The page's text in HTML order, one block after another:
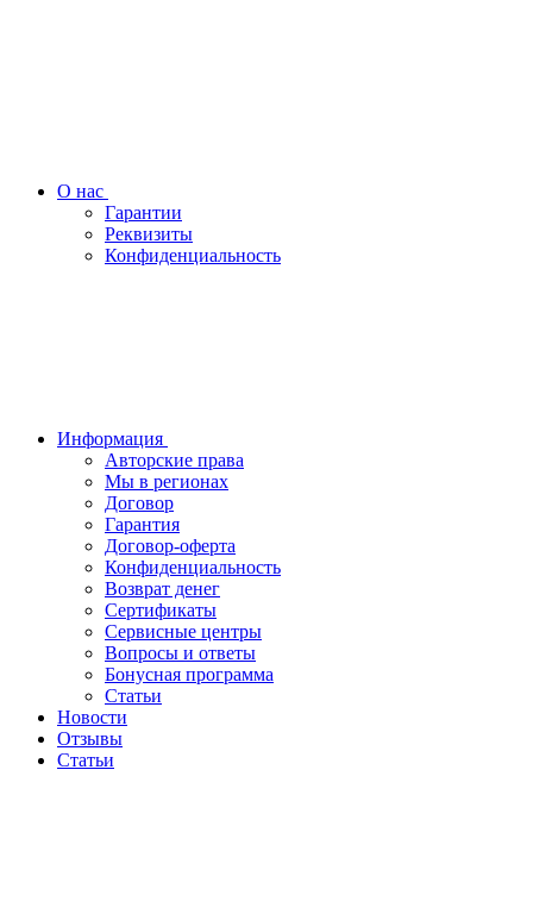
О нас
Гарантии
Реквизиты
Конфиденциальность
Информация
Авторские права
Мы в регионах
Договор
Гарантия
Договор-оферта
Конфиденциальность
Возврат денег
Сертификаты
Сервисные центры
Вопросы и ответы
Бонусная программа
Статьи
Новости
Отзывы
Статьи